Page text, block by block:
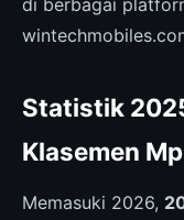
di berbagai
Statistik
Klasemen
Memasuki 2026,